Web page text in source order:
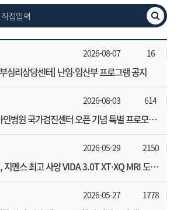
심리상담센터] 난임·임산부 프로그램 공지
2026-08-07 16
병원 국가검진센터 오픈 기념 특별 프로모션!
2026-08-03 614
멘스 최고 사양 VIDA 3.0T XT·XQ MRI 도입
2026-05-29 2150
2026-05-27 1778